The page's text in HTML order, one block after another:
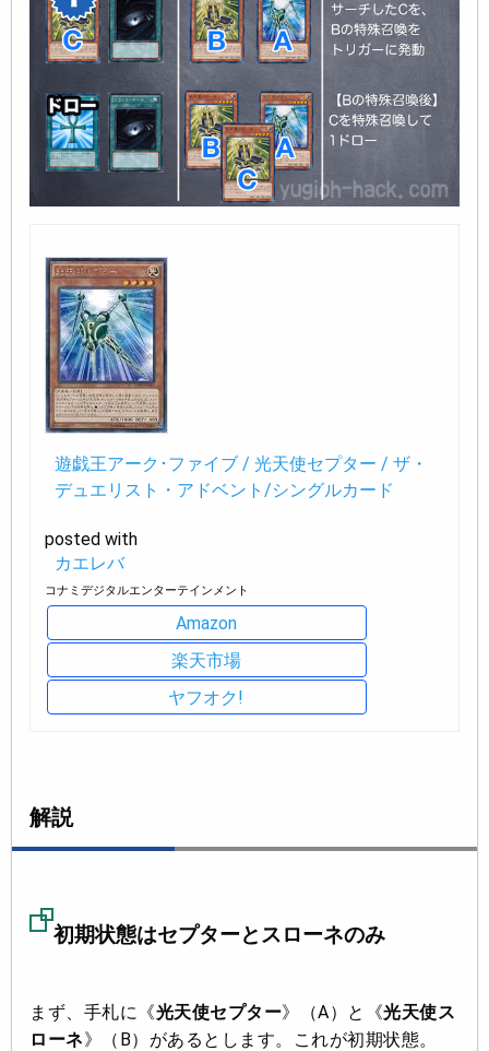
遊戯王アーク･ファイブ / 光天使セプター / ザ・
デュエリスト・アドベント/シングルカード
posted with
カエレバ
コナミデジタルエンターテインメント
Amazon
楽天市場
ヤフオク!
解説
初期状態はセプターとスローネのみ
まず、手札に《光天使セプター》（A）と《光天使ス
ローネ》（B）があるとします。これが初期状態。